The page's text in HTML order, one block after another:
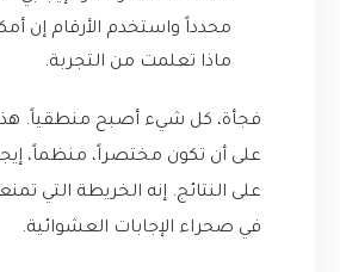
محدداً واستخدم الأرقام إن
ماذا تعلمت من التجربة.
فجأة، كل شيء أصبح منطقياً. هذا
على أن تكون مختصراً، منظماً،
على النتائج. إنه الخريطة التي
في صحراء الإجابات العشوائية.